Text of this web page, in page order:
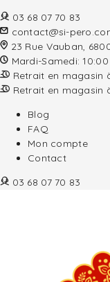
03 68 07 70 83
contact@si-
23 Rue Vauban,
Mardi-Samedi:
Retrait en magasin
Retrait en magasin
Blog
FAQ
Mon compte
Contact
03 68 07 70 83